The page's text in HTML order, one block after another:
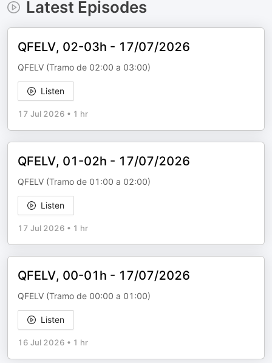
Latest Episodes
QFELV, 02-03h - 17/07/2026
QFELV (Tramo de 02:00 a 03:00)
Listen
17 Jul 2026 • 1 hr
QFELV, 01-02h - 17/07/2026
QFELV (Tramo de 01:00 a 02:00)
Listen
17 Jul 2026 • 1 hr
QFELV, 00-01h - 17/07/2026
QFELV (Tramo de 00:00 a 01:00)
Listen
16 Jul 2026 • 1 hr